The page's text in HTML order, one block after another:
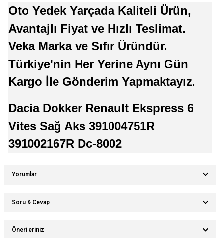
Oto Yedek Yarçada Kaliteli Ürün,
Avantajlı Fiyat ve Hızlı Teslimat.
Veka Marka ve Sıfır Üründür.
Türkiye'nin Her Yerine Aynı Gün
Kargo İle Gönderim Yapmaktayız.
Dacia Dokker Renault Ekspress 6
Vites Sağ Aks 391004751R
391002167R Dc-8002
Yorumlar
Soru & Cevap
Önerileriniz